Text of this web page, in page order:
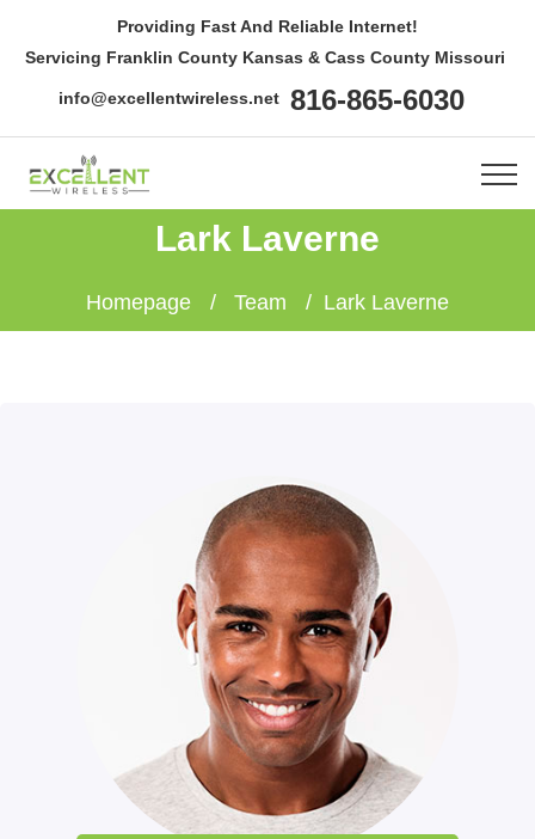
Providing Fast And Reliable Internet!
Servicing Franklin County Kansas & Cass County Missouri
info@excellentwireless.net 816-865-6030
Lark Laverne
Homepage Team Lark Laverne